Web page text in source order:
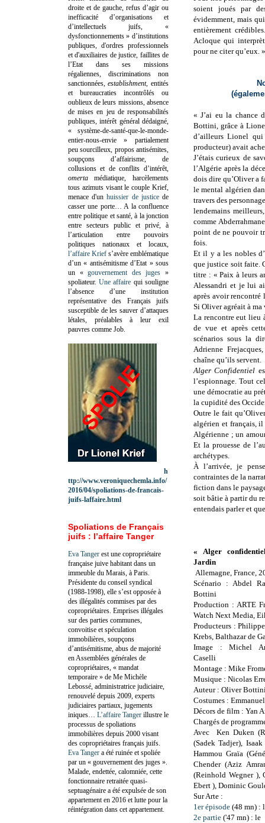
soient joués par
évidemment, mais
entièrement
Acloque qui
pour ne citer qu’eux. »
« J’ai eu la chance
Bottini, grâce à
d’ailleurs Lionel
producteur) avait
J’étais curieux de
l’Algérie après la
dois dire qu’Oliver a
le mental algérien
travers des
lendemains
comme
point de ne pouvoir
fois.
Et il y a les nobles
que justice soit faite.
titre : « Paix à leurs
Alessandri et je lui
après avoir rencontré
Si Oliver agréait à ma
La rencontre eut lieu
de vue et après
scénarios sous la
Adrienne
chaîne qu’ils servent.
Alger Confidentiel
l’espionnage. Tout
une démocratie au
la cupidité des
Outre le fait
algérien et français,
Algérienne ; un
Et la prouesse de
archétypes.
À l’arrivée, je
contraintes de la
fiction dans le
soit bâtie à partir du
entendais parler et
« Alger
Jardin
Allemagne, France,
Scénario : Abdel
Bottini
Production : ARTE
Watch Next Media,
Producteurs :
Krebs, Balthazar de
Image : Michel
Caselli
Montage : Mike
Musique : Nicolas
Auteur : Oliver
Costumes :
Décors de film : Yan
Chargés de
Avec Ken Duken
(Sadek Tadjer),
Hammou Graïa
Chender (Aziz
(Reinhold Wegner ),
Ebert ), Dominic
Sur Arte :
1er épisode (48 mn) :
2e partie ('47 mn) : le
droite et de gauche, refus d’agir ou
inefficacité d’organisations et
d’intellectuels juifs, «
dysfonctionnements » d’institutions
publiques, d'ordres professionnels
et d'auxiliaires de justice, faillites de
l’Etat dans ses missions
régaliennes, discriminations non
sanctionnées,establishment, entités
et bureaucraties incontrôlés ou
oublieux de leurs missions, absence
de mises en jeu de responsabilités
publiques, intérêt général dédaigné,
« système-de-santé-que-le-monde-
entier-nous-envie » partialement
peu sourcilleux, propos antisémites,
soupçons d’affairisme, de
collusions et de conflits d’intérêt,
omertamédiatique, harcèlements
tous azimuts visant le couple Krief,
menace d'unhuissier de justicede
casser une porte… A la confluence
entre politique et santé, à la jonction
entre secteurs public et privé, à
l’articulation entre pouvoirs
politiques nationaux et locaux,
l’affaire Krief s’avère emblématique
d’un « antisémitisme d’Etat » sous
un «gouvernement des juges »
spoliateur.Une affaire qui souligne
l’absence d’une institution
représentative des Français juifs
susceptible de les sauver d’attaques
létales, préalables à leur exil
pauvres comme Job.
h
ttp://www.veroniquechemla.info/
2016/04/spoliations-de-francais-
juifs-laffaire.html
Spoliations de Français
juifs : l’affaire Tanger
Eva Tanger est une copropriétaire
française juive habitant dans un
immeuble du Marais, à Paris.
Présidente du conseil syndical
(1988-1998), elle s’est opposée à
des illégalités commises par des
copropriétaires. Emprises illégales
sur des parties communes,
convoitise et spéculation
immobilières, soupçons
d’antisémitisme, abus de majorité
en Assemblées générales de
copropriétaires, « mandat
temporaire » de Me Michèle
Lebossé, administratrice judiciaire,
renouvelé depuis 2009, experts
judiciaires partiaux, jugements
iniques… L’affaire Tanger illustre le
processus de spoliations
immobilières depuis 2000 visant
des copropriétaires français juifs.
Eva Tanger a été ruinée et spoliée
par un « gouvernement des juges ».
Malade, endettée, calomniée, cette
fonctionnaire retraitée quasi-
septuagénaire a été expulsée de son
appartement en 2016 et lutte pour la
réintégration dans cet appartement.